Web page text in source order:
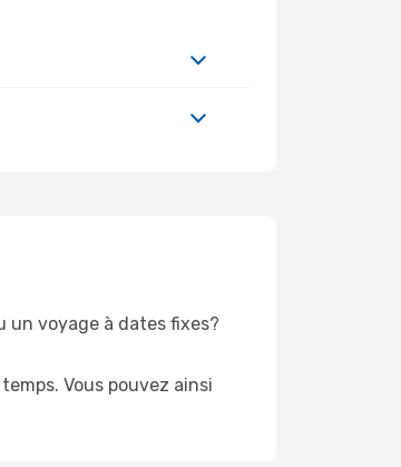
un voyage à dates fixes?
Vous pouvez ainsi